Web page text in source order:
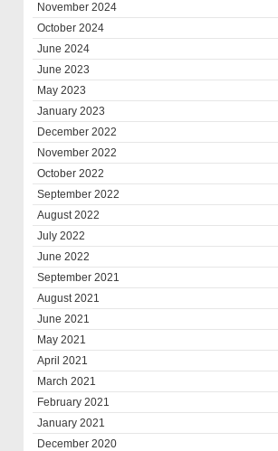
November 2024
October 2024
June 2024
June 2023
May 2023
January 2023
December 2022
November 2022
October 2022
September 2022
August 2022
July 2022
June 2022
September 2021
August 2021
June 2021
May 2021
April 2021
March 2021
February 2021
January 2021
December 2020